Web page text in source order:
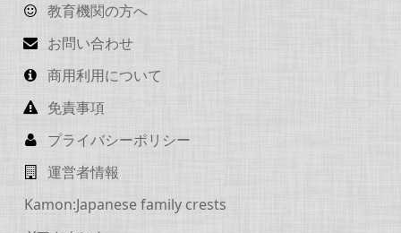
教育機関の方へ
お問い合わせ
商用利用について
免責事項
プライバシーポリシー
運営者情報
Kamon:Japanese family crests